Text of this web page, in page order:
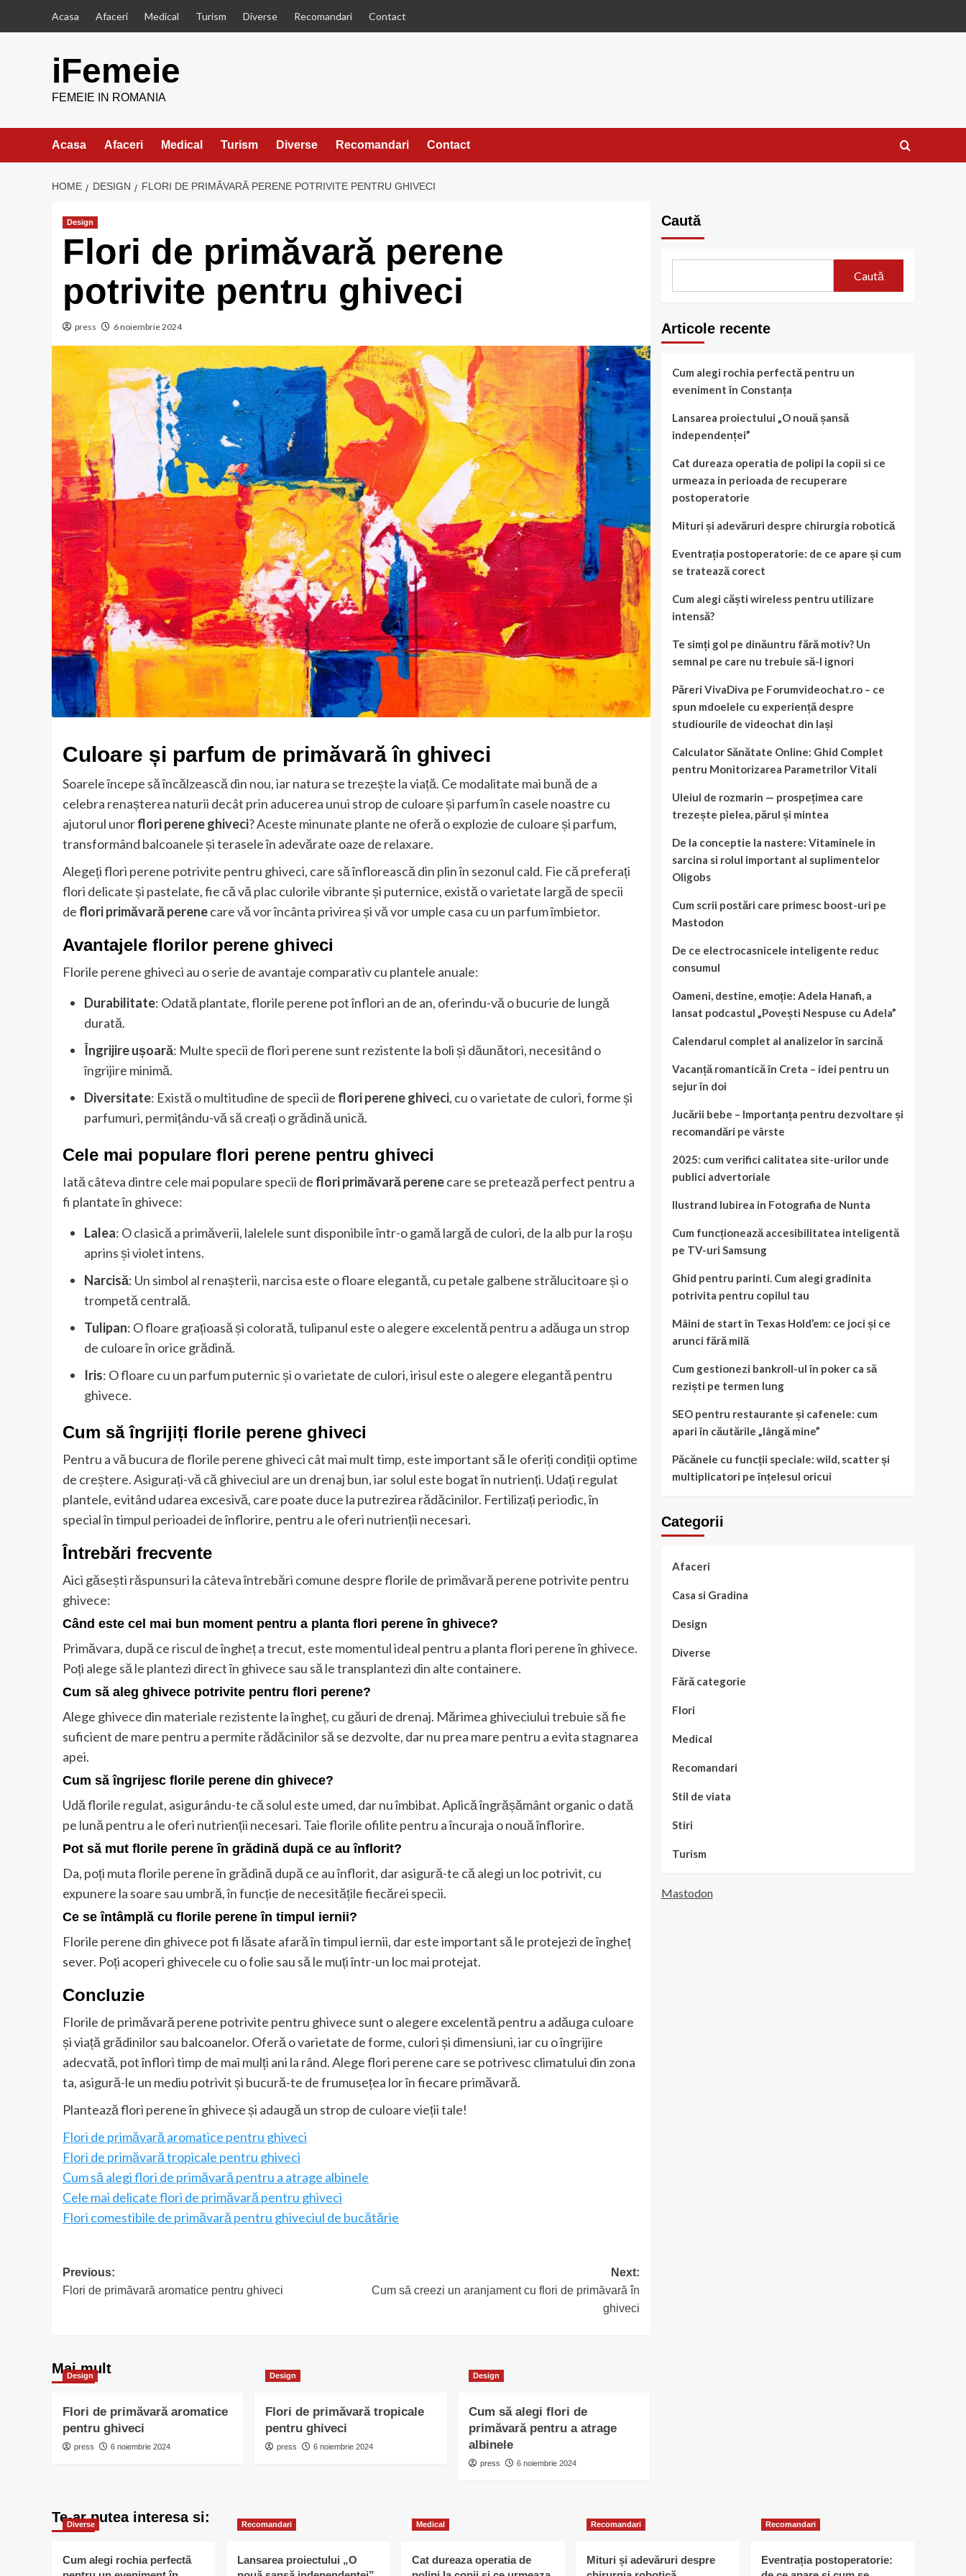
Acasa Afaceri Medical Turism Diverse Recomandari Contact
iFemeie
FEMEIE IN ROMANIA
Acasa Afaceri Medical Turism Diverse Recomandari Contact
HOME DESIGN FLORI DE PRIMĂVARĂ PERENE POTRIVITE PENTRU GHIVECI
Design
Flori de primăvară perene
potrivite pentru ghiveci
press 6 noiembrie 2024
Culoare și parfum de primăvară în ghiveci
Soarele începe să încălzească din nou, iar natura se trezește la viață. Ce modalitate mai bună de a
celebra renașterea naturii decât prin aducerea unui strop de culoare și parfum în casele noastre cu
ajutorul unorflori perene ghiveci? Aceste minunate plante ne oferă o explozie de culoare și parfum,
transformând balcoanele și terasele în adevărate oaze de relaxare.
Alegeți flori perene potrivite pentru ghiveci, care să înflorească din plin în sezonul cald. Fie că preferați
flori delicate și pastelate, fie că vă plac culorile vibrante și puternice, există o varietate largă de specii
de flori primăvară perenecare vă vor încânta privirea și vă vor umple casa cu un parfum îmbietor.
Avantajele florilor perene ghiveci
Florile perene ghiveci au o serie de avantaje comparativ cu plantele anuale:
Durabilitate: Odată plantate, florile perene pot înflori an de an, oferindu-vă o bucurie de lungă
durată.
Îngrijire ușoară: Multe specii de flori perene sunt rezistente la boli și dăunători, necesitând o
îngrijire minimă.
Diversitate: Există o multitudine de specii de flori perene ghiveci, cu o varietate de culori, forme și
parfumuri, permițându-vă să creați o grădină unică.
Cele mai populare flori perene pentru ghiveci
Iată câteva dintre cele mai populare specii de flori primăvară perenecare se pretează perfect pentru a
fi plantate în ghivece:
Lalea: O clasică a primăverii, lalelele sunt disponibile într-o gamă largă de culori, de la alb pur la roșu
aprins și violet intens.
Narcisă: Un simbol al renașterii, narcisa este o floare elegantă, cu petale galbene strălucitoare și o
trompetă centrală.
Tulipan: O floare grațioasă și colorată, tulipanul este o alegere excelentă pentru a adăuga un strop
de culoare în orice grădină.
Iris: O floare cu un parfum puternic și o varietate de culori, irisul este o alegere elegantă pentru
ghivece.
Cum să îngrijiți florile perene ghiveci
Pentru a vă bucura de florile perene ghiveci cât mai mult timp, este important să le oferiți condiții optime
de creștere. Asigurați-vă că ghiveciul are un drenaj bun, iar solul este bogat în nutrienți. Udați regulat
plantele, evitând udarea excesivă, care poate duce la putrezirea rădăcinilor. Fertilizați periodic, în
special în timpul perioadei de înflorire, pentru a le oferi nutrienții necesari.
Întrebări frecvente
Aici găsești răspunsuri la câteva întrebări comune despre florile de primăvară perene potrivite pentru
ghivece:
Când este cel mai bun moment pentru a planta flori perene în ghivece?
Primăvara, după ce riscul de îngheț a trecut, este momentul ideal pentru a planta flori perene în ghivece.
Poți alege să le plantezi direct în ghivece sau să le transplantezi din alte containere.
Cum să aleg ghivece potrivite pentru flori perene?
Alege ghivece din materiale rezistente la îngheț, cu găuri de drenaj. Mărimea ghiveciului trebuie să fie
suficient de mare pentru a permite rădăcinilor să se dezvolte, dar nu prea mare pentru a evita stagnarea
apei.
Cum să îngrijesc florile perene din ghivece?
Udă florile regulat, asigurându-te că solul este umed, dar nu îmbibat. Aplică îngrășământ organic o dată
pe lună pentru a le oferi nutrienții necesari. Taie florile ofilite pentru a încuraja o nouă înflorire.
Pot să mut florile perene în grădină după ce au înflorit?
Da, poți muta florile perene în grădină după ce au înflorit, dar asigură-te că alegi un loc potrivit, cu
expunere la soare sau umbră, în funcție de necesitățile fiecărei specii.
Ce se întâmplă cu florile perene în timpul iernii?
Florile perene din ghivece pot fi lăsate afară în timpul iernii, dar este important să le protejezi de îngheț
sever. Poți acoperi ghivecele cu o folie sau să le muți într-un loc mai protejat.
Concluzie
Florile de primăvară perene potrivite pentru ghivece sunt o alegere excelentă pentru a adăuga culoare
și viață grădinilor sau balcoanelor. Oferă o varietate de forme, culori și dimensiuni, iar cu o îngrijire
adecvată, pot înflori timp de mai mulți ani la rând. Alege flori perene care se potrivesc climatului din zona
ta, asigură-le un mediu potrivit și bucură-te de frumusețea lor în fiecare primăvară.
Plantează flori perene în ghivece și adaugă un strop de culoare vieții tale!
Flori de primăvară aromatice pentru ghiveci
Flori de primăvară tropicale pentru ghiveci
Cum să alegi flori de primăvară pentru a atrage albinele
Cele mai delicate flori de primăvară pentru ghiveci
Flori comestibile de primăvară pentru ghiveciul de bucătărie
Post
navigation
Previous:
Flori de primăvară aromatice pentru ghiveci
Next:
Cum să creezi un aranjament cu flori de primăvară în
ghiveci
Mai mult
Design
Flori de primăvară aromatice
pentru ghiveci
press 6 noiembrie 2024
Design
Flori de primăvară tropicale
pentru ghiveci
press 6 noiembrie 2024
Design
Cum să alegi flori de
primăvară pentru a atrage
albinele
press 6 noiembrie 2024
Caută
Caută
Articole recente
Cum alegi rochia perfectă pentru un
eveniment în Constanța
Lansarea proiectului „O nouă șansă
independenței”
Cat dureaza operatia de polipi la copii si ce
urmeaza in perioada de recuperare
postoperatorie
Mituri și adevăruri despre chirurgia robotică
Eventrația postoperatorie: de ce apare și cum
se tratează corect
Cum alegi căști wireless pentru utilizare
intensă?
Te simți gol pe dinăuntru fără motiv? Un
semnal pe care nu trebuie să-l ignori
Păreri VivaDiva pe Forumvideochat.ro – ce
spun mdoelele cu experiență despre
studiourile de videochat din Iași
Calculator Sănătate Online: Ghid Complet
pentru Monitorizarea Parametrilor Vitali
Uleiul de rozmarin — prospețimea care
trezește pielea, părul și mintea
De la conceptie la nastere: Vitaminele in
sarcina si rolul important al suplimentelor
Oligobs
Cum scrii postări care primesc boost-uri pe
Mastodon
De ce electrocasnicele inteligente reduc
consumul
Oameni, destine, emoție: Adela Hanafi, a
lansat podcastul „Povești Nespuse cu Adela”
Calendarul complet al analizelor în sarcină
Vacanță romantică în Creta – idei pentru un
sejur în doi
Jucării bebe – Importanța pentru dezvoltare și
recomandări pe vârste
2025: cum verifici calitatea site-urilor unde
publici advertoriale
Ilustrand Iubirea in Fotografia de Nunta
Cum funcționează accesibilitatea inteligentă
pe TV-uri Samsung
Ghid pentru parinti. Cum alegi gradinita
potrivita pentru copilul tau
Mâini de start în Texas Hold’em: ce joci și ce
arunci fără milă
Cum gestionezi bankroll-ul în poker ca să
reziști pe termen lung
SEO pentru restaurante și cafenele: cum
apari în căutările „lângă mine”
Păcănele cu funcții speciale: wild, scatter și
multiplicatori pe înțelesul oricui
Categorii
Afaceri
Casa si Gradina
Design
Diverse
Fără categorie
Flori
Medical
Recomandari
Stil de viata
Stiri
Turism
Mastodon
Te-ar putea interesa si:
Diverse
Cum alegi rochia perfectă
Recomandari
Lansarea proiectului „O
Medical
Cat dureaza operatia de
Recomandari
Mituri și adevăruri despre
Recomandari
Eventrația postoperatorie: